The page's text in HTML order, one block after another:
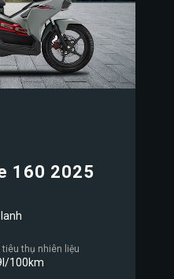
160 2025
tiêu thụ nhiên liệu
100km